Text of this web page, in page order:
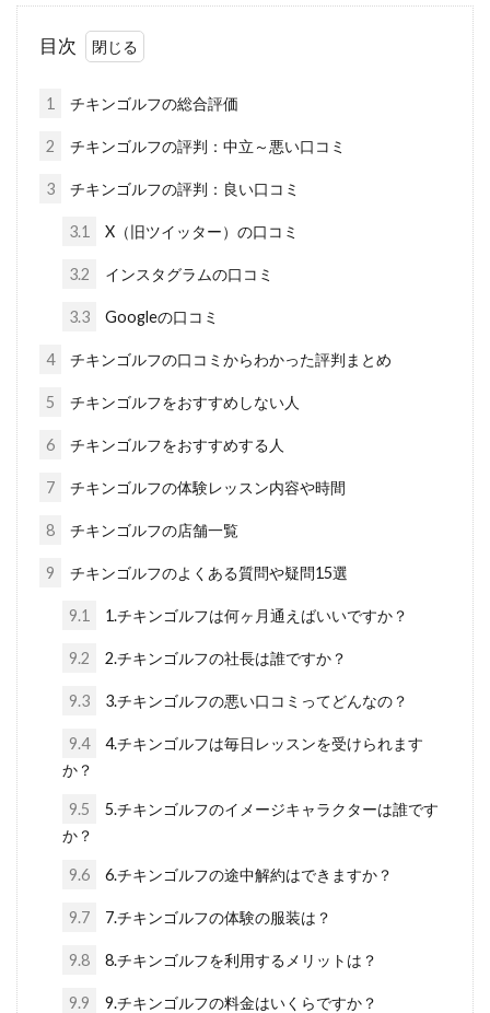
目次
1 チキンゴルフの総合評価
2 チキンゴルフの評判：中立～悪い口コミ
3 チキンゴルフの評判：良い口コミ
3.1 X（旧ツイッター）の口コミ
3.2 インスタグラムの口コミ
3.3 Googleの口コミ
4 チキンゴルフの口コミからわかった評判まとめ
5 チキンゴルフをおすすめしない人
6 チキンゴルフをおすすめする人
7 チキンゴルフの体験レッスン内容や時間
8 チキンゴルフの店舗一覧
9 チキンゴルフのよくある質問や疑問15選
9.1 1.チキンゴルフは何ヶ月通えばいいですか？
9.2 2.チキンゴルフの社長は誰ですか？
9.3 3.チキンゴルフの悪い口コミってどんなの？
9.4
4.チキンゴルフは毎日レッスンを受けられます
か？
9.5
5.チキンゴルフのイメージキャラクターは誰です
か？
9.6 6.チキンゴルフの途中解約はできますか？
9.7 7.チキンゴルフの体験の服装は？
9.8 8.チキンゴルフを利用するメリットは？
9.9 9.チキンゴルフの料金はいくらですか？